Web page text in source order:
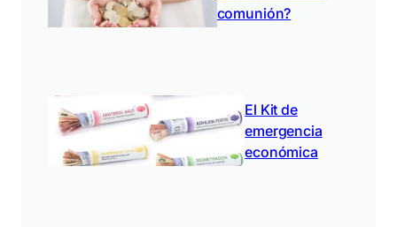
comunión?
El Kit de
emergencia
económica